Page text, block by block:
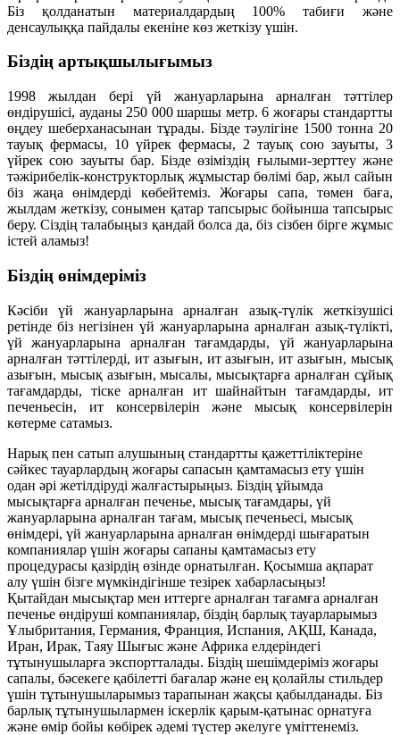
Біз қолданатын материалдардың 100% табиғи және
денсаулыққа пайдалы екеніне көз жеткізу үшін.
Біздің артықшылығымыз
1998 жылдан бері үй жануарларына арналған тәттілер
өндірушісі, ауданы 250 000 шаршы метр. 6 жоғары стандартты
өңдеу шеберханасынан тұрады. Бізде тәулігіне 1500 тонна 20
тауық фермасы, 10 үйрек фермасы, 2 тауық сою зауыты, 3
үйрек сою зауыты бар. Бізде өзіміздің ғылыми-зерттеу және
тәжірибелік-конструкторлық жұмыстар бөлімі бар, жыл сайын
біз жаңа өнімдерді көбейтеміз. Жоғары сапа, төмен баға,
жылдам жеткізу, сонымен қатар тапсырыс бойынша тапсырыс
беру. Сіздің талабыңыз қандай болса да, біз сізбен бірге жұмыс
істей аламыз!
Біздің өнімдеріміз
Кәсіби үй жануарларына арналған азық-түлік жеткізушісі
ретінде біз негізінен үй жануарларына арналған азық-түлікті,
үй жануарларына арналған тағамдарды, үй жануарларына
арналған тәттілерді, ит азығын, ит азығын, ит азығын, мысық
азығын, мысық азығын, мысалы, мысықтарға арналған сұйық
тағамдарды, тіске арналған ит шайнайтын тағамдарды, ит
печеньесін, ит консервілерін және мысық консервілерін
көтерме сатамыз.
Нарық пен сатып алушының стандартты қажеттіліктеріне
сәйкес тауарлардың жоғары сапасын қамтамасыз ету үшін
одан әрі жетілдіруді жалғастырыңыз. Біздің ұйымда
мысықтарға арналған печенье, мысық тағамдары, үй
жануарларына арналған тағам, мысық печеньесі, мысық
өнімдері, үй жануарларына арналған өнімдерді шығаратын
компаниялар үшін жоғары сапаны қамтамасыз ету
процедурасы қазірдің өзінде орнатылған. Қосымша ақпарат
алу үшін бізге мүмкіндігінше тезірек хабарласыңыз!
Қытайдан мысықтар мен иттерге арналған тағамға арналған
печенье өндіруші компаниялар, біздің барлық тауарларымыз
Ұлыбритания, Германия, Франция, Испания, АҚШ, Канада,
Иран, Ирак, Таяу Шығыс және Африка елдеріндегі
тұтынушыларға экспортталады. Біздің шешімдеріміз жоғары
сапалы, бәсекеге қабілетті бағалар және ең қолайлы стильдер
үшін тұтынушыларымыз тарапынан жақсы қабылданады. Біз
барлық тұтынушылармен іскерлік қарым-қатынас орнатуға
және өмір бойы көбірек әдемі түстер әкелуге үміттенеміз.